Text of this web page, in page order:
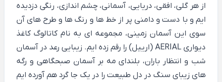
از هر گلی، افقی، دریایی، آسمانی، چشم اندازی، رنگی دزدیده
ایم و با دست و دامنی پر از خط ها و رنگ ها و طرح های آن
سوی این آسمان زمینی، مجموعه ای به نام کاتالوگ کاغذ
دیواری AERIAL (ارییل) را رقم زده ایم. زیبایی رعد در آسمان
شب و انتظار باران، بلندای مه بر آسمان صبحگاهی و رگه
های زیبای سنگ در دل طبیعت را در یک جا گرد هم آورده ایم